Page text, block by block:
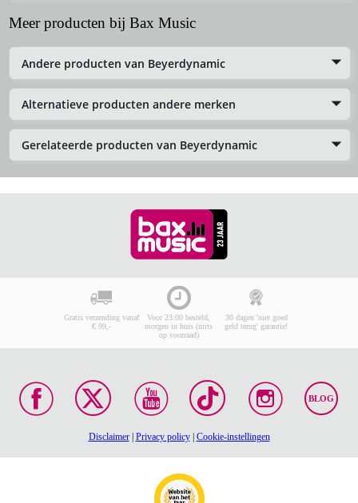
Meer producten bij Bax Music
Andere producten van Beyerdynamic
Alternatieve producten andere merken
Gerelateerde producten van Beyerdynamic
Gratis verzending vanaf
€ 99,-
Voor 23:00 besteld,
morgen in huis (mits
op voorraad)
30 dagen 'niet goed
geld terug' garantie!
BLOG
Disclaimer| Privacy policy| Cookie-instellingen